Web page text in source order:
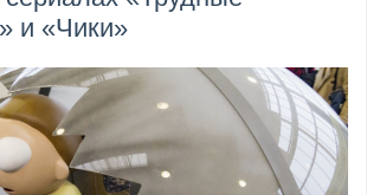
Air 2027 объявил новую волну участ...
и «Чики»